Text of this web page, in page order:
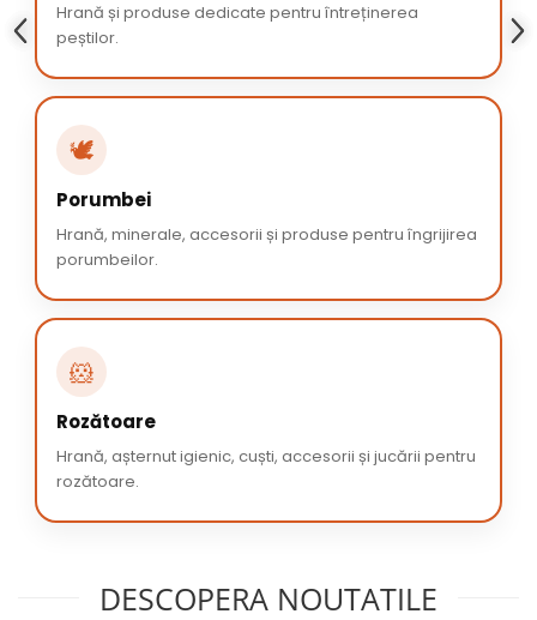
Hrană și produse dedicate pentru întreținerea
peștilor.
🕊️
Porumbei
Hrană, minerale, accesorii și produse pentru îngrijirea
porumbeilor.
🐹
Rozătoare
Hrană, așternut igienic, cuști, accesorii și jucării pentru
rozătoare.
DESCOPERA NOUTATILE